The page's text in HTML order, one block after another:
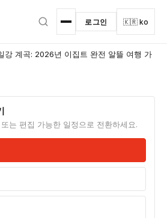
로그인 🇰🇷 ko
강 계곡: 2026년 이집트 완전 알뜰 여행 가
는 편집 가능한 일정으로 전환하세요.